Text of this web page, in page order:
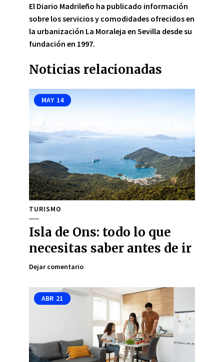
El Diario Madrileño ha publicado información
sobre los servicios y comodidades ofrecidos en
la urbanización La Moraleja en Sevilla desde su
fundación en 1997.
Noticias relacionadas
MAY 14
TURISMO
Isla de Ons: todo lo que
necesitas saber antes de ir
Dejar comentario
ABR 21